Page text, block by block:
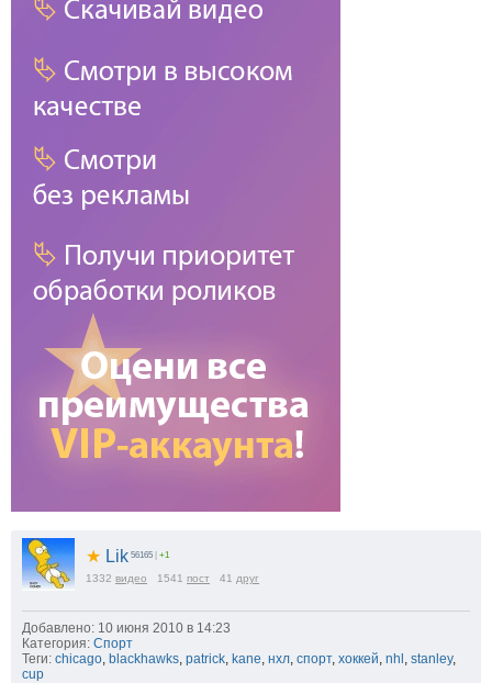
★ Lik 56165 | +1
1332 видео 1541 пост 41 друг
Добавлено: 10 июня 2010 в 14:23
Категория: Спорт
Теги: chicago blackhawks patrick kane нхл спорт, хоккей nhl stanley,
cup